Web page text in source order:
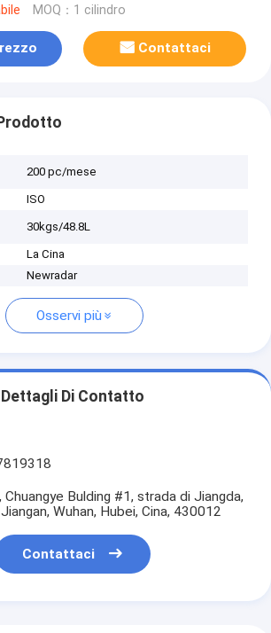
MOQ：1 cilindro
Contattaci
200 pc/mese
ISO
30kgs/48.8L
La Cina
Newradar
Osservi più
Dettagli Di Contatto
Bulding #1, strada di Jiangda,
Wuhan, Hubei, Cina, 430012
Contattaci